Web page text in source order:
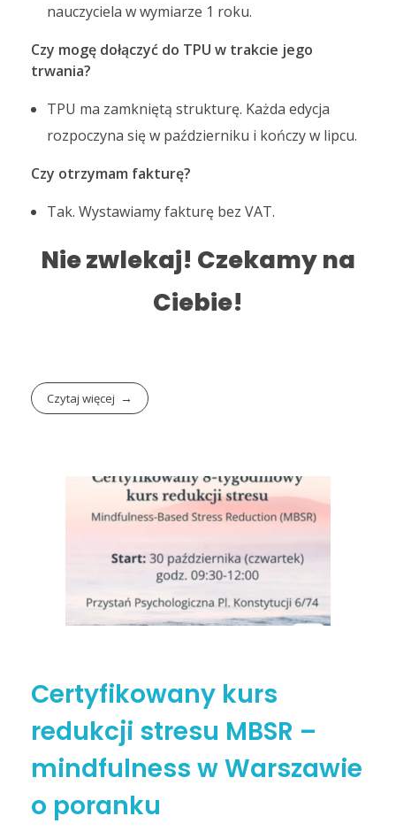
nauczyciela w wymiarze 1 roku.
Czy mogę dołączyć do TPU w trakcie jego
trwania?
TPU ma zamkniętą strukturę. Każda edycja
rozpoczyna się w październiku i kończy w lipcu.
Czy otrzymam fakturę?
Tak. Wystawiamy fakturę bez VAT.
Nie zwlekaj! Czekamy na
Ciebie!
Czytaj więcej
Certyfikowany kurs
redukcji stresu MBSR –
mindfulness w Warszawie
o poranku